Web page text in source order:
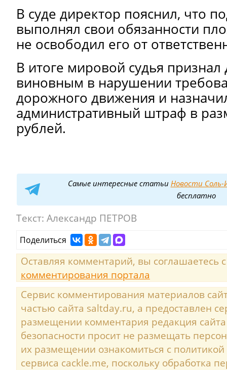
В суде директор пояснил, что
выполнял свои обязанности
не освободил его от
В итоге мировой судья
виновным в нарушении
дорожного движения и
административный штраф в
рублей.
Самые интересные статьи Новости Соль-
бесплатно
Текст: Александр ПЕТРОВ
Поделиться
Оставляя комментарий, вы соглашаетесь
комментирования портала
Сервис комментирования материалов
частью сайта saltday.ru, а предоставлен
размещении комментария редакция
безопасности просит не размещать
их размещении ознакомиться с
сервиса cackle.me, поскольку обработка